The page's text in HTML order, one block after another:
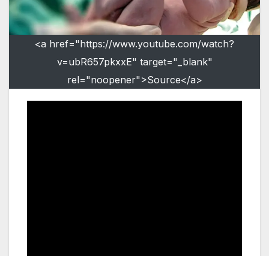
<a href="https://www.youtube.com/watch?
v=ubR657pkxxE" target="_blank"
rel="noopener">Source</a>